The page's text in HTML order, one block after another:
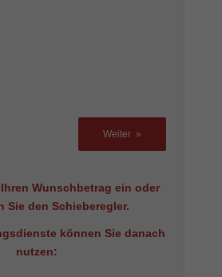
»
Wunschbetrag ein oder
Sie den Schieberegler.
können Sie danach
nutzen: